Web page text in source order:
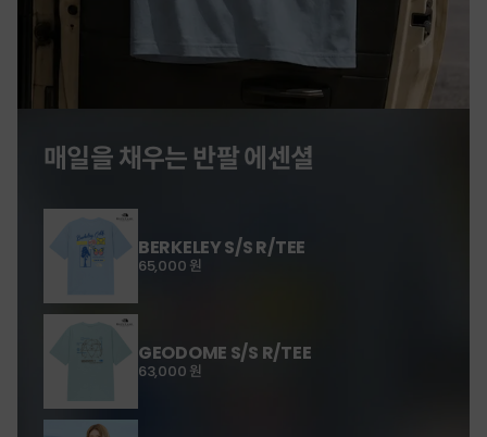
매일을 채우는 반팔 에센셜
BERKELEY S/S R/TEE
65,000 원
GEODOME S/S R/TEE
63,000 원